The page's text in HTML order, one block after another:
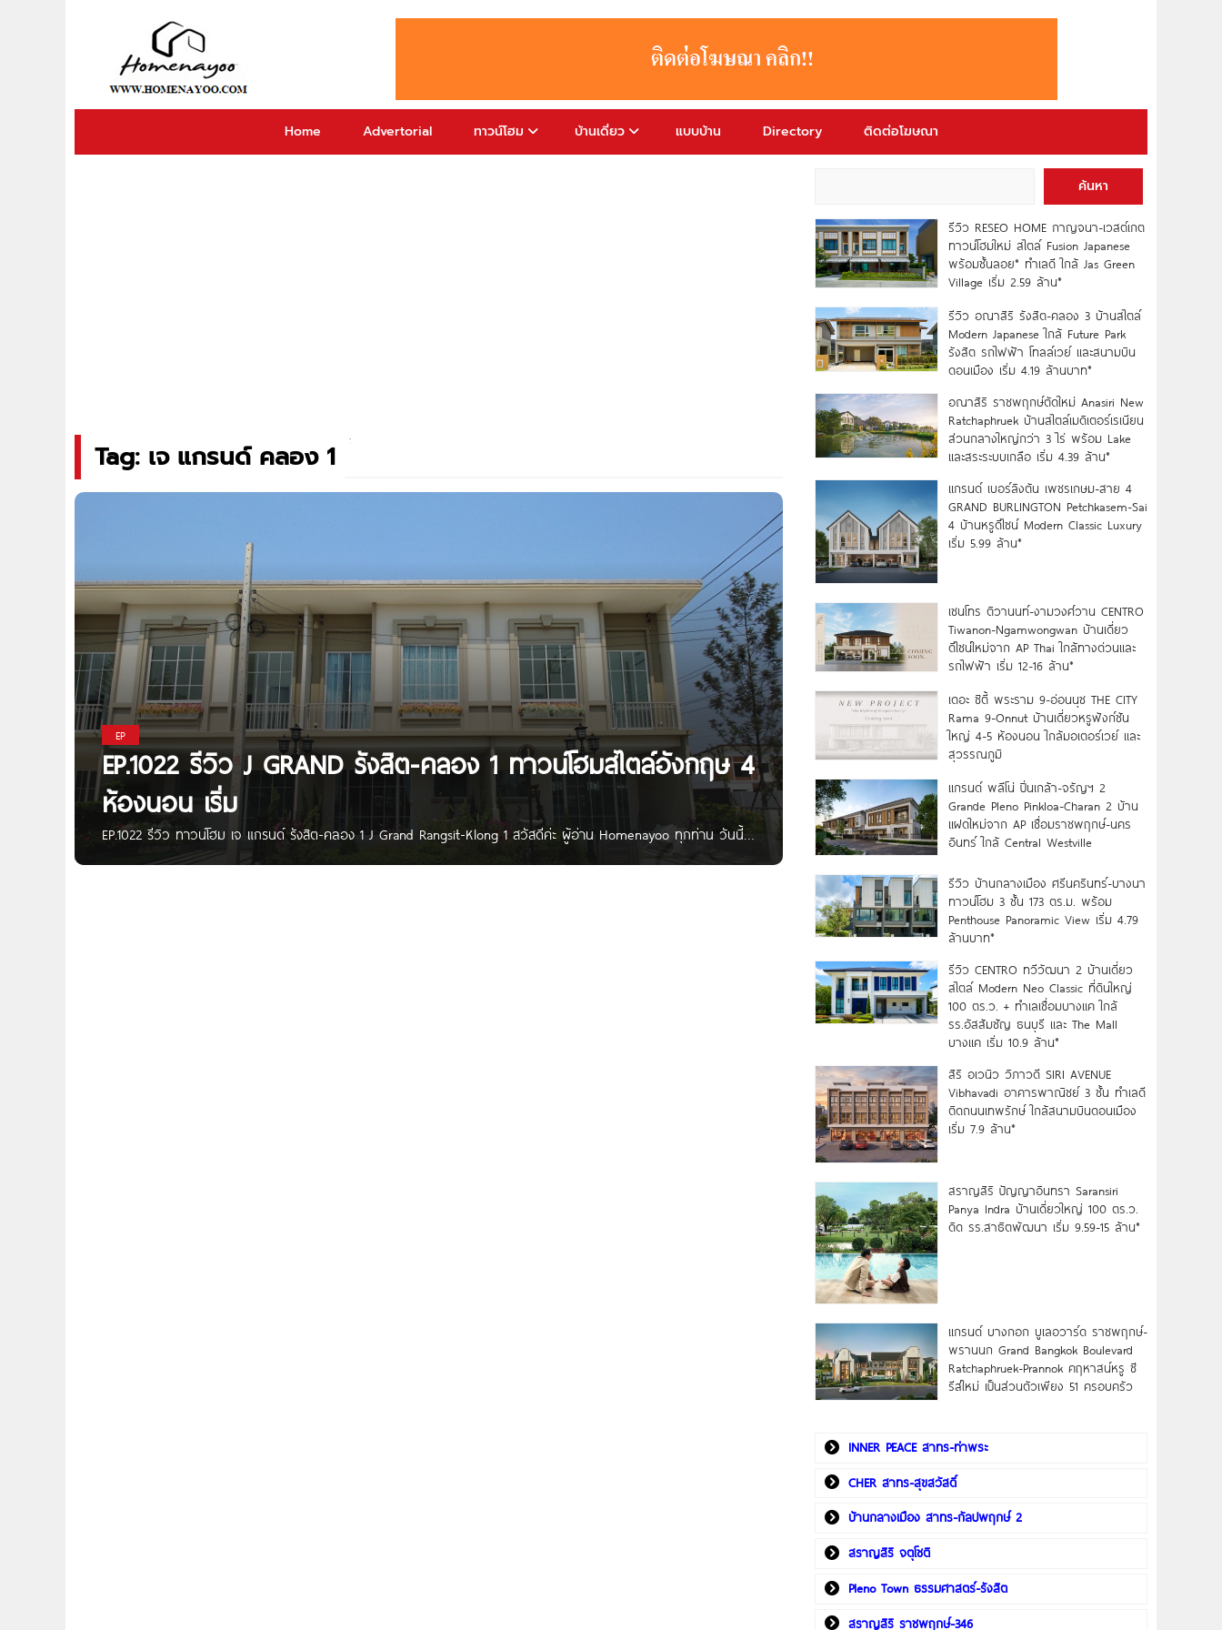
Home Advertorial ทาวน์โฮม บ้านเดี่ยว แบบบ้าน Directory ติดต่อโฆษณา
Tag: เจ แกรนด์ คลอง 1
EP
EP.1022 รีวิว J GRAND รังสิต-คลอง 1 ทาวน์โฮมสไตล์อังกฤษ 4
ห้องนอน เริ่ม
EP.1022 รีวิว ทาวน์โฮม เจ แกรนด์ รังสิต-คลอง 1 J Grand Rangsit-Klong 1 สวัสดีค่ะ ผู้อ่าน Homenayoo ทุกท่าน วันนี้
เรามีโครงการทาวน์โฮม 2 ชั้นสไตล์อังกฤษมาฝากกัน กับ J Grand รังสิต-คลอง 1 โครงการใหม่ใน JSP City จาก บริษัท
ค้นหา
รีวิว RESEO HOME กาญจนา-เวสต์เกต
ทาวน์โฮมใหม่ สไตล์ Fusion Japanese
พร้อมชั้นลอย* ทำเลดี ใกล้ Jas Green
Village เริ่ม 2.59 ล้าน*
รีวิว อณาสิริ รังสิต-คลอง 3 บ้านสไตล์
Modern Japanese ใกล้ Future Park
รังสิต รถไฟฟ้า โทลล์เวย์ และสนามบิน
ดอนเมือง เริ่ม 4.19 ล้านบาท*
อณาสิริ ราชพฤกษ์ตัดใหม่ Anasiri New
Ratchaphruek บ้านสไตล์เมดิเตอร์เรเนียน
ส่วนกลางใหญ่กว่า 3 ไร่ พร้อม Lake
และสระระบบเกลือ เริ่ม 4.39 ล้าน*
แกรนด์ เบอร์ลิงตัน เพชรเกษม-สาย 4
GRAND BURLINGTON Petchkasem-Sai
4 บ้านหรูดีไซน์ Modern Classic Luxury
เริ่ม 5.99 ล้าน*
เซนโทร ติวานนท์-งามวงศ์วาน CENTRO
Tiwanon-Ngamwongwan บ้านเดี่ยว
ดีไซน์ใหม่จาก AP Thai ใกล้ทางด่วนและ
รถไฟฟ้า เริ่ม 12-16 ล้าน*
เดอะ ซิตี้ พระราม 9-อ่อนนุช THE CITY
Rama 9-Onnut บ้านเดี่ยวหรูฟังก์ชัน
ใหญ่ 4-5 ห้องนอน ใกล้มอเตอร์เวย์ และ
สุวรรณภูมิ
แกรนด์ พลีโน่ ปิ่นเกล้า-จรัญฯ 2
Grande Pleno Pinkloa-Charan 2 บ้าน
แฝดใหม่จาก AP เชื่อมราชพฤกษ์-นคร
อินทร์ ใกล้ Central Westville
รีวิว บ้านกลางเมือง ศรีนครินทร์-บางนา
ทาวน์โฮม 3 ชั้น 173 ตร.ม. พร้อม
Penthouse Panoramic View เริ่ม 4.79
ล้านบาท*
รีวิว CENTRO ทวีวัฒนา 2 บ้านเดี่ยว
สไตล์ Modern Neo Classic ที่ดินใหญ่
100 ตร.ว. + ทำเลเชื่อมบางแค ใกล้
รร.อัสสัมชัญ ธนบุรี และ The Mall
บางแค เริ่ม 10.9 ล้าน*
สิริ อเวนิว วิภาวดี SIRI AVENUE
Vibhavadi อาคารพาณิชย์ 3 ชั้น ทำเลดี
ติดถนนเทพรักษ์ ใกล้สนามบินดอนเมือง
เริ่ม 7.9 ล้าน*
สราญสิริ ปัญญาอินทรา Saransiri
Panya Indra บ้านเดี่ยวใหญ่ 100 ตร.ว.
ดิด รร.สาธิตพัฒนา เริ่ม 9.59-15 ล้าน*
แกรนด์ บางกอก บูเลอวาร์ด ราชพฤกษ์-
พรานนก Grand Bangkok Boulevard
Ratchaphruek-Prannok คฤหาสน์หรู ซี
รีส์ใหม่ เป็นส่วนตัวเพียง 51 ครอบครัว
INNER PEACE สาทร-ท่าพระ
CHER สาทร-สุขสวัสดิ์
บ้านกลางเมือง สาทร-กัลปพฤกษ์ 2
สราญสิริ จตุโชติ
Pleno Town ธรรมศาสตร์-รังสิต
สราญสิริ ราชพฤกษ์-346